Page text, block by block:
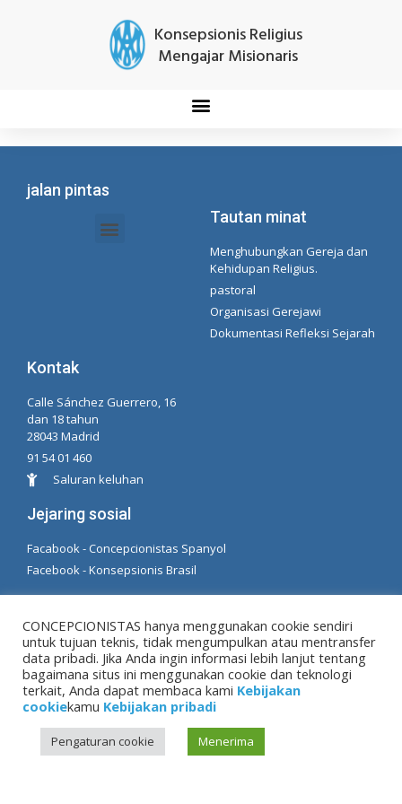
Konsepsionis Religius
Mengajar Misionaris
jalan pintas
Tautan minat
Menghubungkan Gereja dan
Kehidupan Religius.
pastoral
Organisasi Gerejawi
Dokumentasi Refleksi Sejarah
Kontak
Calle Sánchez Guerrero, 16
dan 18 tahun
28043 Madrid
91 54 01 460
Saluran keluhan
Jejaring sosial
Facabook - Concepcionistas Spanyol
Facebook - Konsepsionis Brasil
TL
Peringatan hukum|Kebijakan pribadi |Kebijakan
CONCEPCIONISTAS hanya menggunakan cookie sendiri
untuk tujuan teknis, tidak mengumpulkan atau mentransfer
data pribadi. Jika Anda ingin informasi lebih lanjut tentang
bagaimana situs ini menggunakan cookie dan teknologi
terkait, Anda dapat membaca kami Kebijakan
cookiekamu Kebijakan pribadi
Pengaturan cookie Menerima